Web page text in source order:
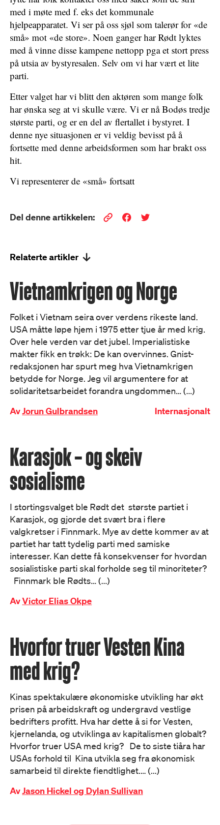
med i møte med f. eks det kommunale
hjelpeapparatet. Vi ser på oss sjøl som talerør for «de
små» mot «de store». Noen ganger har Rødt lyktes
med å vinne disse kampene nettopp pga et stort press
på utsia av bystyresalen. Selv om vi har vært et lite
parti.
Etter valget har vi blitt den aktøren som mange folk
har ønska seg at vi skulle være. Vi er nå Bodøs tredje
største parti, og er en del av flertallet i bystyret. I
denne nye situasjonen er vi veldig bevisst på å
fortsette med denne arbeidsformen som har brakt oss
hit.
Vi representerer de «små» fortsatt
Del denne artikkelen:
Relaterte artikler
Vietnamkrigen og Norge
Folket i Vietnam seira over verdens rikeste land.
USA måtte løpe hjem i 1975 etter tjue år med krig.
Over hele verden var det jubel. Imperialistiske
makter fikk en trøkk: De kan overvinnes. Gnist-
redaksjonen har spurt meg hva Vietnamkrigen
betydde for Norge. Jeg vil argumentere for at
solidaritetsarbeidet forandra ungdommen… (...)
AvJorun Gulbrandsen Internasjonalt
Karasjok – og skeiv
sosialisme
I stortingsvalget ble Rødt det største partiet i
Karasjok, og gjorde det svært bra i flere
valgkretser i Finnmark. Mye av dette kommer av at
partiet har tatt tydelig parti med samiske
interesser. Kan dette få konsekvenser for hvordan
sosialistiske parti skal forholde seg til minoriteter?
Finnmark ble Rødts… (...)
AvVictor Elias Okpe
Hvorfor truer Vesten Kina
med krig?
Kinas spektakulære økonomiske utvikling har økt
prisen på arbeidskraft og undergravd vestlige
bedrifters profitt. Hva har dette å si for Vesten,
kjernelanda, og utviklinga av kapitalismen globalt?
Hvorfor truer USA med krig? De to siste tiåra har
USAs forhold til Kina utvikla seg fra økonomisk
samarbeid til direkte fiendtlighet.… (...)
AvJason Hickel og Dylan Sullivan